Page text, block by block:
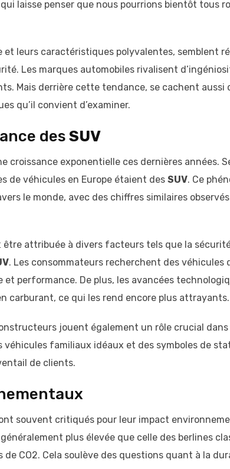
qui laisse penser que nous pourrions bientôt tous
et leurs caractéristiques polyvalentes, semblent
Les marques automobiles rivalisent
Mais derrière cette tendance, se cachent aussi
qu’il convient d’examiner.
desSUV
croissance exponentielle ces dernières années.
de véhicules en Europe étaient des SUV. Ce
le monde, avec des chiffres similaires
attribuée à divers facteurs tels que la
. Les consommateurs recherchent des véhicules
performance. De plus, les avancées
carburant, ce qui les rend encore plus attrayants.
jouent également un rôle crucial
véhicules familiaux idéaux et des symboles de
de clients.
souvent critiqués pour leur impact
plus élevée que celle des berlines
CO2. Cela soulève des questions quant à la